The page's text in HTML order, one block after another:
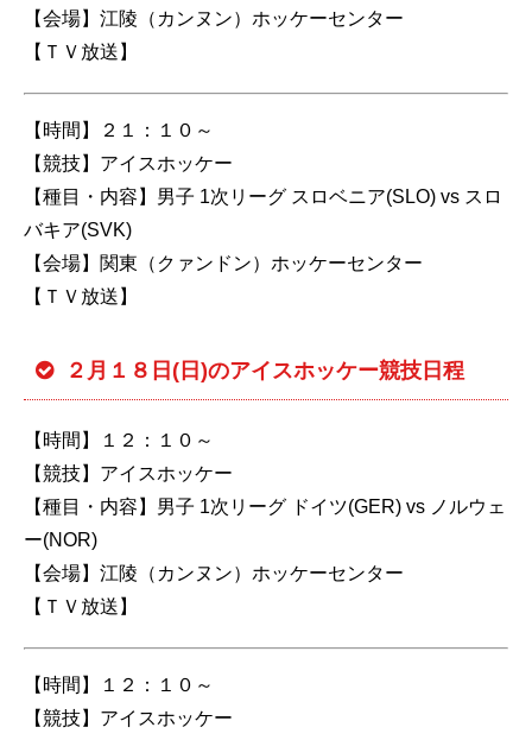
【会場】江陵（カンヌン）ホッケーセンター
【ＴＶ放送】
【時間】２１：１０～
【競技】アイスホッケー
【種目・内容】男子 1次リーグ スロベニア(SLO) vs スロ
バキア(SVK)
【会場】関東（クァンドン）ホッケーセンター
【ＴＶ放送】
２月１８日(日)のアイスホッケー競技日程
【時間】１２：１０～
【競技】アイスホッケー
【種目・内容】男子 1次リーグ ドイツ(GER) vs ノルウェ
ー(NOR)
【会場】江陵（カンヌン）ホッケーセンター
【ＴＶ放送】
【時間】１２：１０～
【競技】アイスホッケー